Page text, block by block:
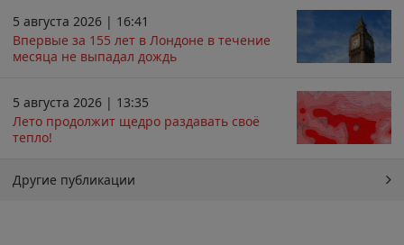
5 августа 2026 | 16:41
Впервые за 155 лет в Лондоне в течение
месяца не выпадал дождь
5 августа 2026 | 13:35
Лето продолжит щедро раздавать своё
тепло!
Другие публикации